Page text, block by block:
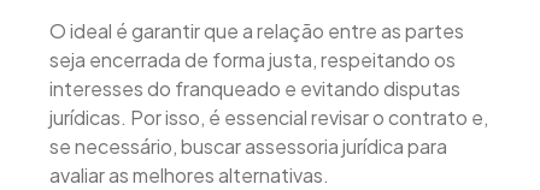
O ideal é garantir que a relação entre as partes
seja encerrada de forma justa, respeitando os
interesses do franqueado e evitando disputas
jurídicas. Por isso, é essencial revisar o contrato e,
se necessário, buscar assessoria jurídica para
avaliar as melhores alternativas.